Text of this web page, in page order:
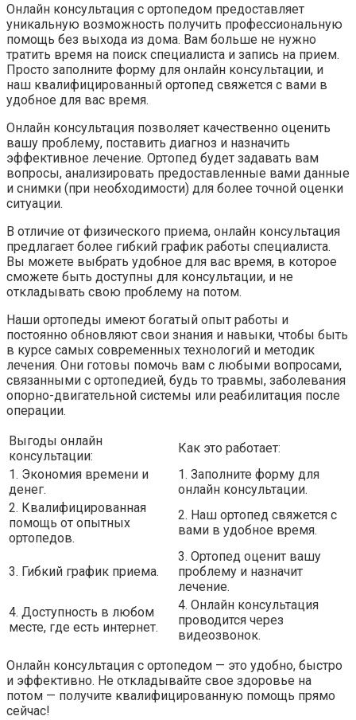
Онлайн консультация с ортопедом предоставляет
уникальную возможность получить профессиональную
помощь без выхода из дома. Вам больше не нужно
тратить время на поиск специалиста и запись на прием.
Просто заполните форму для онлайн консультации, и
наш квалифицированный ортопед свяжется с вами в
удобное для вас время.
Онлайн консультация позволяет качественно оценить
вашу проблему, поставить диагноз и назначить
эффективное лечение. Ортопед будет задавать вам
вопросы, анализировать предоставленные вами данные
и снимки (при необходимости) для более точной оценки
ситуации.
В отличие от физического приема, онлайн консультация
предлагает более гибкий график работы специалиста.
Вы можете выбрать удобное для вас время, в которое
сможете быть доступны для консультации, и не
откладывать свою проблему на потом.
Наши ортопеды имеют богатый опыт работы и
постоянно обновляют свои знания и навыки, чтобы быть
в курсе самых современных технологий и методик
лечения. Они готовы помочь вам с любыми вопросами,
связанными с ортопедией, будь то травмы, заболевания
опорно-двигательной системы или реабилитация после
операции.
Выгоды онлайн
консультации:
Как это работает:
1. Экономия времени и
денег.
1. Заполните форму для
онлайн консультации.
2. Квалифицированная
помощь от опытных
ортопедов.
2. Наш ортопед свяжется с
вами в удобное время.
3. Гибкий график приема.
3. Ортопед оценит вашу
проблему и назначит
лечение.
4. Доступность в любом
месте, где есть интернет.
4. Онлайн консультация
проводится через
видеозвонок.
Онлайн консультация с ортопедом — это удобно, быстро
и эффективно. Не откладывайте свое здоровье на
потом — получите квалифицированную помощь прямо
сейчас!